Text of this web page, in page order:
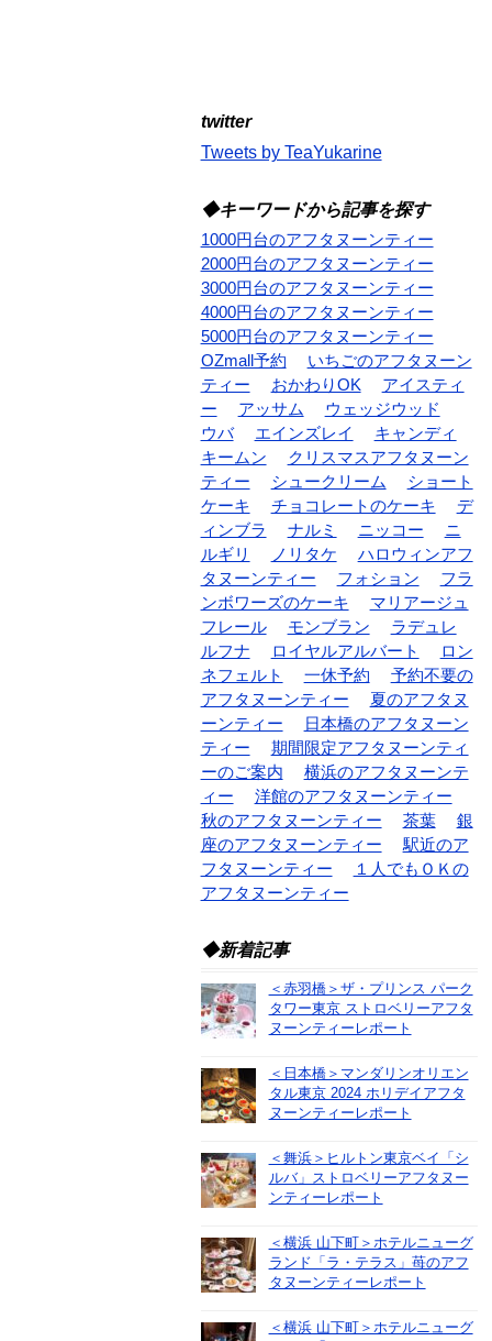
twitter
Tweets by TeaYukarine
◆キーワードから記事を探す
1000円台のアフタヌーンティー
2000円台のアフタヌーンティー
3000円台のアフタヌーンティー
4000円台のアフタヌーンティー
5000円台のアフタヌーンティー
OZmall予約
いちごのアフタヌーン
ティー
おかわりOK
アイスティ
ー
アッサム
ウェッジウッド
ウバ
エインズレイ
キャンディ
キームン
クリスマスアフタヌーン
ティー
シュークリーム
ショート
ケーキ
チョコレートのケーキ
デ
ィンブラ
ナルミ ニッコー
ニ
ルギリ
ノリタケ
ハロウィンアフ
タヌーンティー
フォション
フラ
ンボワーズのケーキ
マリアージュ
フレール
モンブラン
ラデュレ
ルフナ
ロイヤルアルバート
ロン
ネフェルト
一休予約
予約不要の
アフタヌーンティー
夏のアフタヌ
ーンティー
日本橋のアフタヌーン
ティー
期間限定アフタヌーンティ
ーのご案内
横浜のアフタヌーンテ
ィー
洋館のアフタヌーンティー
秋のアフタヌーンティー
茶葉
銀
座のアフタヌーンティー
駅近のア
フタヌーンティー
１人でもＯＫの
アフタヌーンティー
◆新着記事
＜赤羽橋＞ザ・プリンス パーク
タワー東京 ストロベリーアフタ
ヌーンティーレポート
＜日本橋＞マンダリンオリエン
タル東京 2024 ホリデイアフタ
ヌーンティーレポート
＜舞浜＞ヒルトン東京ベイ「シ
ルバ」ストロベリーアフタヌー
ンティーレポート
＜横浜 山下町＞ホテルニューグ
ランド「ラ・テラス」苺のアフ
タヌーンティーレポート
＜横浜 山下町＞ホテルニューグ